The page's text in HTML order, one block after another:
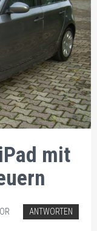
mit
ANTWORTEN